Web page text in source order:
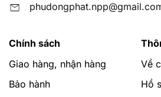
Chính sách
Giao hàng, nhận hàng
Bảo hành
Về
Hồ